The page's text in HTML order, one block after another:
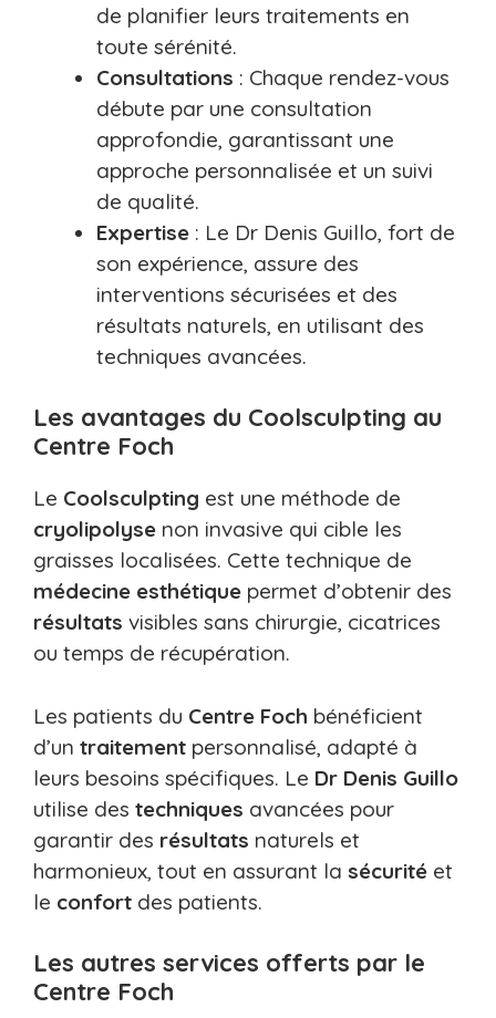
de planifier leurs traitements en
toute sérénité.
Consultations : Chaque rendez-vous
débute par une consultation
approfondie, garantissant une
approche personnalisée et un suivi
de qualité.
Expertise : Le Dr Denis Guillo, fort de
son expérience, assure des
interventions sécurisées et des
résultats naturels, en utilisant des
techniques avancées.
Les avantages du Coolsculpting au
Centre Foch
Le Coolsculpting est une méthode de
cryolipolyse non invasive qui cible les
graisses localisées. Cette technique de
médecine esthétique permet d’obtenir des
résultats visibles sans chirurgie, cicatrices
ou temps de récupération.
Les patients du Centre Foch bénéficient
d’un traitement personnalisé, adapté à
leurs besoins spécifiques. Le Dr Denis Guillo
utilise des techniques avancées pour
garantir des résultats naturels et
harmonieux, tout en assurant la sécurité et
le confort des patients.
Les autres services offerts par le
Centre Foch